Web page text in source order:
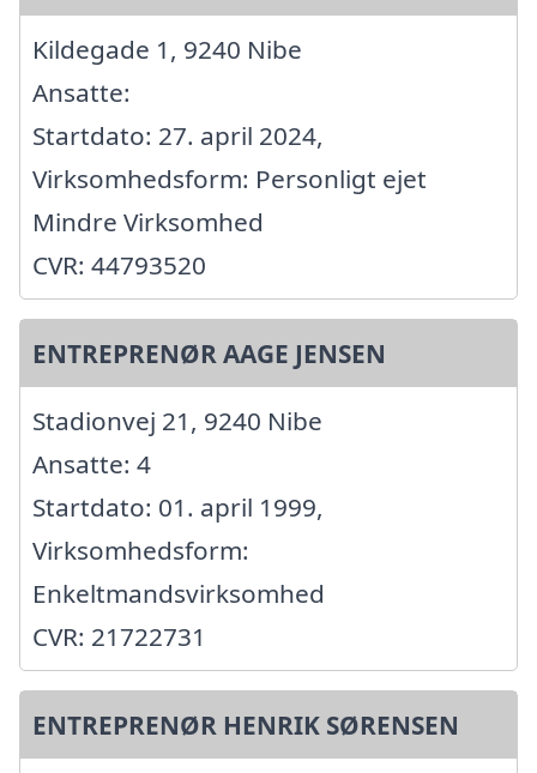
Kildegade 1, 9240 Nibe
Ansatte:
Startdato: 27. april 2024,
Virksomhedsform: Personligt ejet
Mindre Virksomhed
CVR: 44793520
ENTREPRENØR AAGE JENSEN
Stadionvej 21, 9240 Nibe
Ansatte: 4
Startdato: 01. april 1999,
Virksomhedsform:
Enkeltmandsvirksomhed
CVR: 21722731
ENTREPRENØR HENRIK SØRENSEN